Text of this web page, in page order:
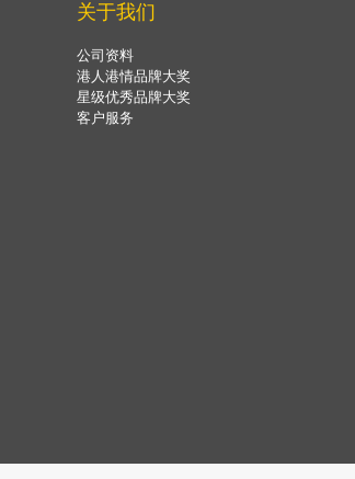
关于我们
公司资料
港人港情品牌大奖
星级优秀品牌大奖
客户服务